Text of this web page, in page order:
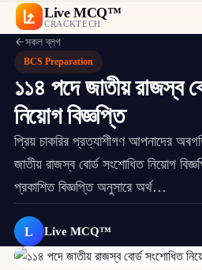
Live MCQ™
CRACKTECH
সকল ব্লগ
BCS Preparation
১১৪ পদে জাতীয় রাজস্ব
নিয়োগ বিজ্ঞপ্তি
প্রিয় চাকরির প্রত্যাশীগণ আপনাদের
জাতীয় রাজস্ব বোর্ড সংশোধিত নিয়োগ
প্রকাশিত বিজ্ঞপ্তি অনুসারে অর্থ…
L Live MCQ™